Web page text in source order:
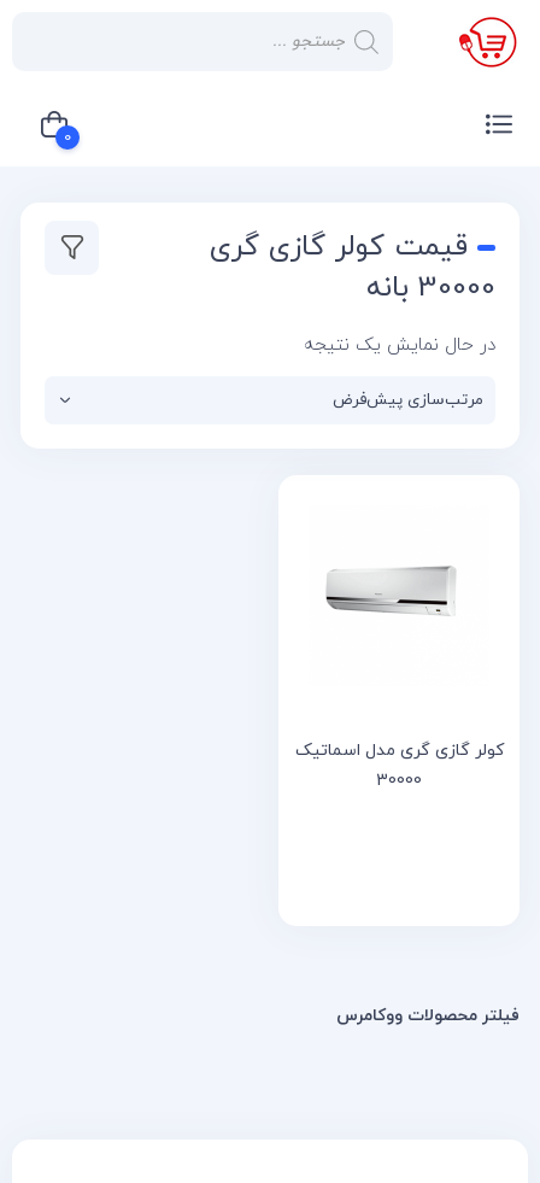
×
صفحه
صوتی و
کولر
مقالات
0
سبد خرید شما خالی استقیمت کولر گازی گری
30000 بانه
در حال نمایش یک نتیجه
کولر گازی گری مدل اسماتیک
30000
فیلتر محصولات ووکامرس